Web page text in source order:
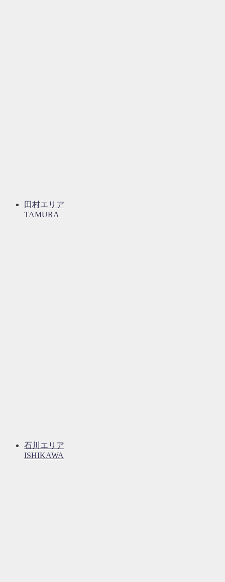
田村エリア
TAMURA
石川エリア
ISHIKAWA